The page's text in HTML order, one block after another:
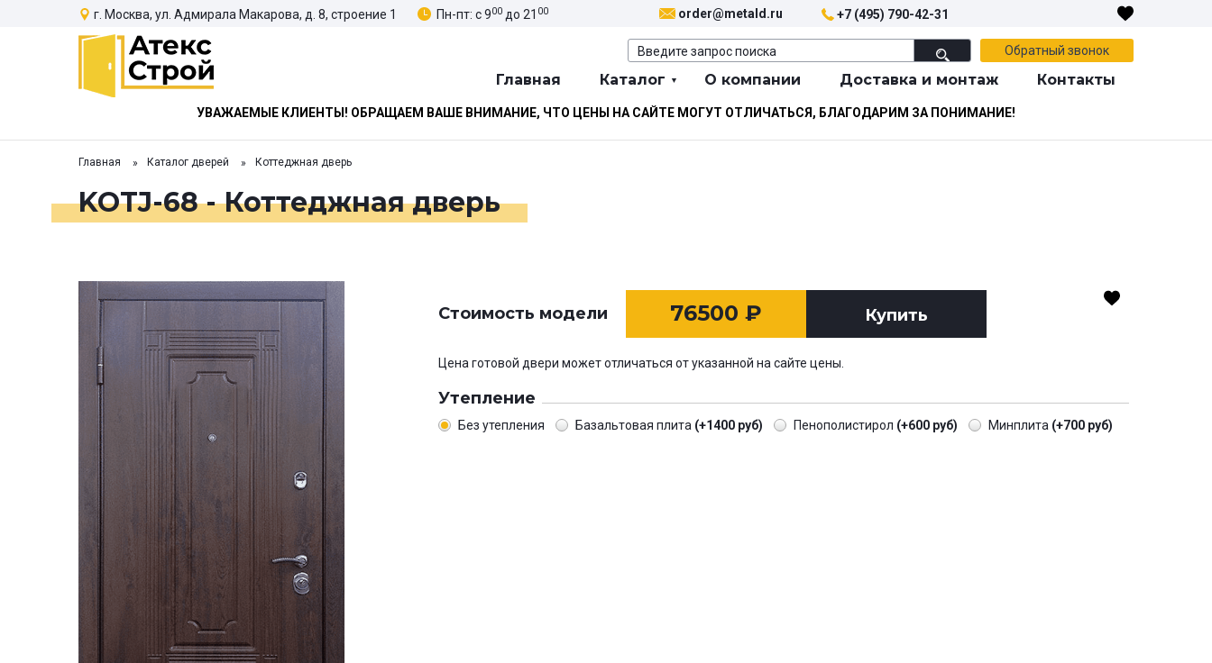
г. Москва, ул. Адмирала Макарова, д. 8, строение 1 Пн-пт: с 900 до 21 00 order@metald.ru +7 (495) 790-42-31
Обратный звонок
Главная Каталог О компании Доставка и монтаж Контакты
УВАЖАЕМЫЕ КЛИЕНТЫ! ОБРАЩАЕМ ВАШЕ ВНИМАНИЕ, ЧТО ЦЕНЫ НА САЙТЕ МОГУТ ОТЛИЧАТЬСЯ, БЛАГОДАРИМ ЗА ПОНИМАНИЕ!
Главная Каталог дверей Коттеджная дверь
KOTJ-68 - Коттеджная дверь
Стоимость модели 76500 ₽ Купить
Цена готовой двери может отличаться от указанной на сайте цены.
Утепление
Без утепления Базальтовая плита (+1400 руб) Пенополистирол (+600 руб) Минплита (+700 руб)